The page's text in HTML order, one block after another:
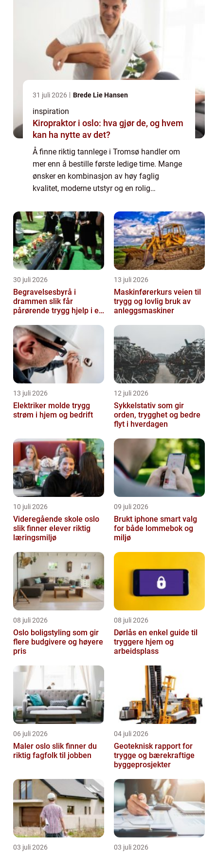
31 juli 2026 Brede Lie Hansen
inspiration
Kiropraktor i oslo: hva gjør de, og hvem
kan ha nytte av det?
Å finne riktig tannlege i Tromsø handler om
mer enn å bestille første ledige time. Mange
ønsker en kombinasjon av høy faglig
kvalitet, moderne utstyr og en rolig
oversiktlige priser, kort vei til klinikken og
muli...
30 juli 2026
Begravelsesbyrå i
drammen slik får
pårørende trygg hjelp i en
13 juli 2026
Maskinførerkurs veien til
trygg og lovlig bruk av
anleggsmaskiner
13 juli 2026
Elektriker molde trygg
strøm i hjem og bedrift
12 juli 2026
Sykkelstativ som gir
orden, trygghet og bedre
flyt i hverdagen
10 juli 2026
Videregående skole oslo
slik finner elever riktig
læringsmiljø
09 juli 2026
Brukt iphone smart valg
for både lommebok og
miljø
08 juli 2026
Oslo boligstyling som gir
flere budgivere og høyere
pris
08 juli 2026
Dørlås en enkel guide til
tryggere hjem og
arbeidsplass
06 juli 2026
Maler oslo slik finner du
riktig fagfolk til jobben
04 juli 2026
Geoteknisk rapport for
trygge og bærekraftige
byggeprosjekter
03 juli 2026 03 juli 2026